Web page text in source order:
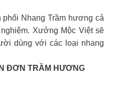
Nhang Trầm hương cả
Xưởng Mộc Việt sẽ
dùng với các loại nhang
ĐƠN TRẦM HƯƠNG